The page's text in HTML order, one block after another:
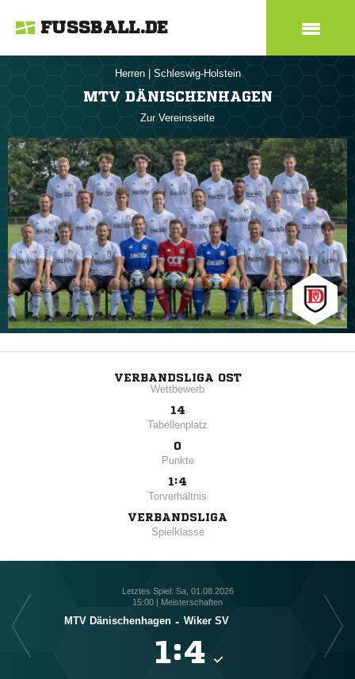
FUSSBALL.DE
Herren Schleswig-Holstein
MTV DÄNISCHENHAGEN
Zur Vereinsseite
VERBANDSLIGA OST
Wettbewerb
14
Tabellenplatz
0
Punkte
1:4
Torverhältnis
VERBANDSLIGA
Spielklasse
Letztes Spiel: Sa, 01.08.2026
15:00 | Meisterschaften
MTV Dänischenhagen - Wiker SV
: